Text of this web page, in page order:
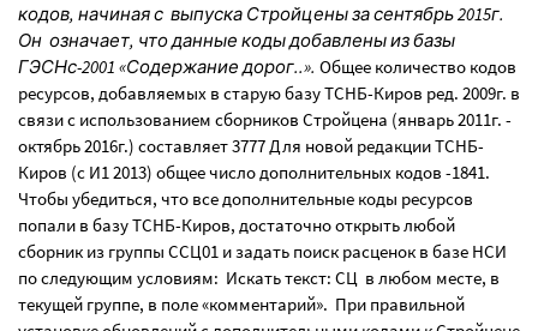
кодов, начиная с выпуска Стройцены за сентябрь 2015г.
Он означает, что данные коды добавлены из базы
ГЭСНс-2001 «Содержание дорог..». Общее количество кодов
ресурсов, добавляемых в старую базу ТСНБ-Киров ред. 2009г. в
связи с использованием сборников Стройцена (январь 2011г. -
октябрь 2016г.) составляет 3777 Для новой редакции ТСНБ-
Киров (с И1 2013) общее число дополнительных кодов -1841.
Чтобы убедиться, что все дополнительные коды ресурсов
попали в базу ТСНБ-Киров, достаточно открыть любой
сборник из группы ССЦ01 и задать поиск расценок в базе НСИ
по следующим условиям: Искать текст: СЦ в любом месте, в
текущей группе, в поле «комментарий». При правильной